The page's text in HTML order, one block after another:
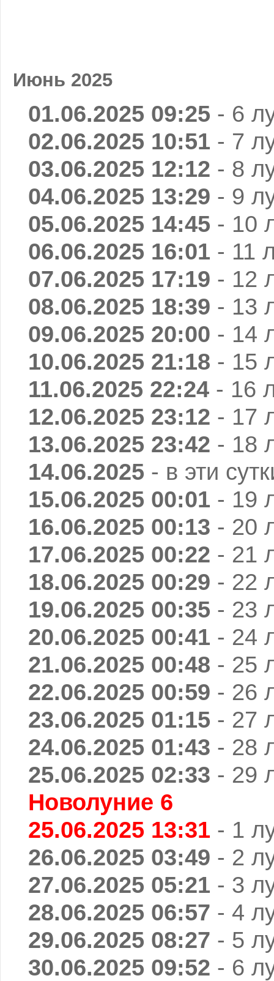
Июнь 2025
01.06.2025 09:25 - 6
02.06.2025 10:51 - 7
03.06.2025 12:12 - 8
04.06.2025 13:29 - 9
05.06.2025 14:45 - 10
06.06.2025 16:01 - 11
07.06.2025 17:19 - 12
08.06.2025 18:39 - 13
09.06.2025 20:00 - 14
10.06.2025 21:18 - 15
11.06.2025 22:24 - 16
12.06.2025 23:12 - 17
13.06.2025 23:42 - 18
14.06.2025 - в эти
15.06.2025 00:01 - 19
16.06.2025 00:13 - 20
17.06.2025 00:22 - 21
18.06.2025 00:29 - 22
19.06.2025 00:35 - 23
20.06.2025 00:41 - 24
21.06.2025 00:48 - 25
22.06.2025 00:59 - 26
23.06.2025 01:15 - 27
24.06.2025 01:43 - 28
25.06.2025 02:33 - 29
Новолуние 6
25.06.2025 13:31 - 1
26.06.2025 03:49 - 2
27.06.2025 05:21 - 3
28.06.2025 06:57 - 4
29.06.2025 08:27 - 5
30.06.2025 09:52 - 6